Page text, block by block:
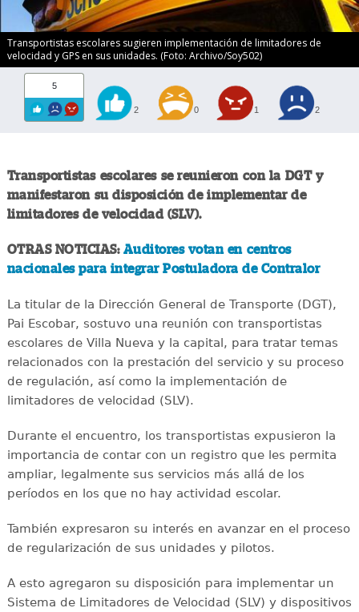
Transportistas escolares sugieren implementación de limitadores de
velocidad y GPS en sus unidades. (Foto: Archivo/Soy502)
5
2 0 1 2
Transportistas escolares se reunieron con la DGT y
manifestaron su disposición de implementar de
limitadores de velocidad (SLV).
OTRAS NOTICIAS: Auditores votan en centros
nacionales para integrar Postuladora de Contralor
La titular de la Dirección General de Transporte (DGT),
Pai Escobar, sostuvo una reunión con transportistas
escolares de Villa Nueva y la capital, para tratar temas
relacionados con la prestación del servicio y su proceso
de regulación, así como la implementación de
limitadores de velocidad (SLV).
Durante el encuentro, los transportistas expusieron la
importancia de contar con un registro que les permita
ampliar, legalmente sus servicios más allá de los
períodos en los que no hay actividad escolar.
También expresaron su interés en avanzar en el proceso
de regularización de sus unidades y pilotos.
A esto agregaron su disposición para implementar un
Sistema de Limitadores de Velocidad (SLV) y dispositivos